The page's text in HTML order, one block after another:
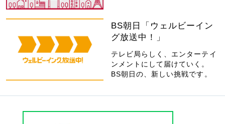
BS朝日「ウェルビーイン
グ放送中！」
テレビ局らしく、エンターテイ
ンメントにして届けていく。
BS朝日の、新しい挑戦です。